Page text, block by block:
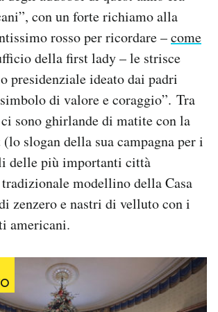
di aiuto?
con un forte richiamo alla
rosso per ricordare –come
della first lady – le strisce
presidenziale ideato dai padri
di valore e coraggio”. Tra
sono ghirlande di matite con la
slogan della sua campagna per i
delle più importanti città
modellino della Casa
zenzero e nastri di velluto con i
americani.